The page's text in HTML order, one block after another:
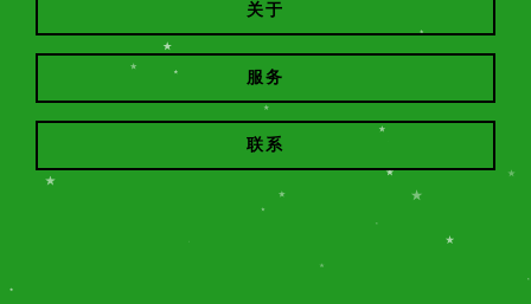
关于
服务
联系